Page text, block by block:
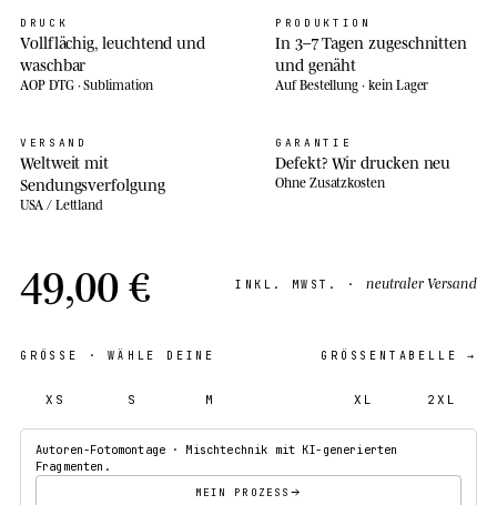
DRUCK
Vollflächig, leuchtend und
waschbar
AOP DTG · Sublimation
PRODUKTION
In 3–7 Tagen zugeschnitten
und genäht
Auf Bestellung · kein Lager
VERSAND
Weltweit mit
Sendungsverfolgung
USA / Lettland
GARANTIE
Defekt? Wir drucken neu
Ohne Zusatzkosten
49,00 € INKL. MWST. · neutraler Versand
GRÖSSE · WÄHLE DEINE GRÖSSENTABELLE →
XS S M XL 2XL
Autoren-Fotomontage · Mischtechnik mit KI-generierten
Fragmenten.
MEIN PROZESS